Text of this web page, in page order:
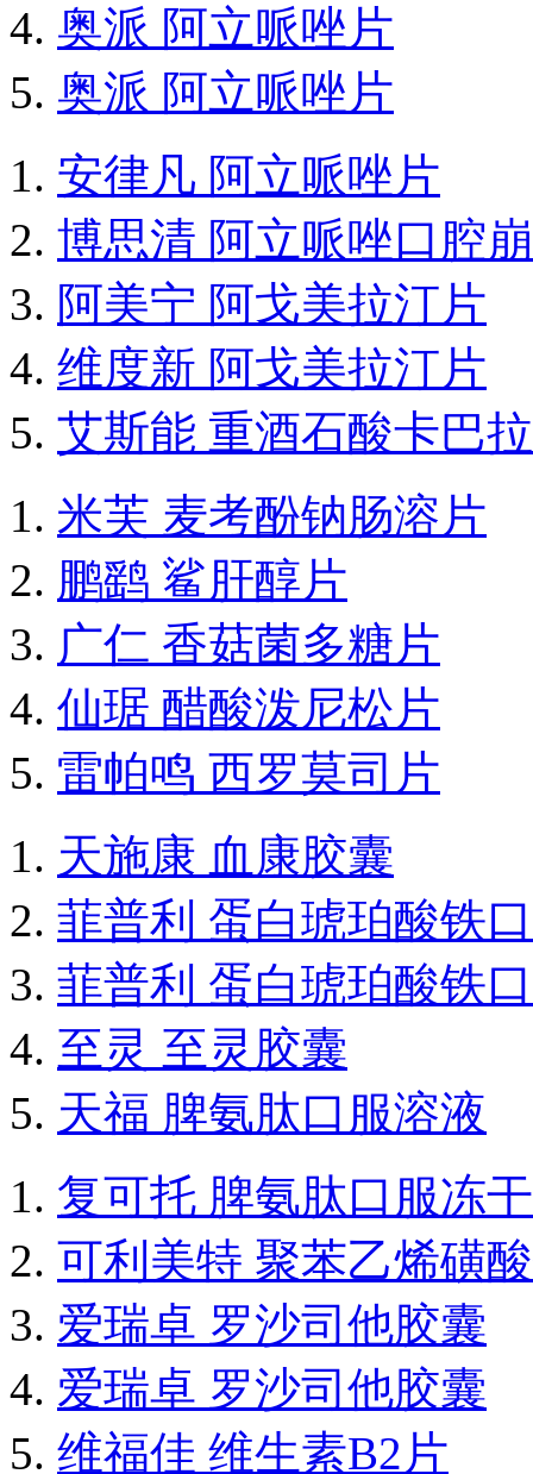
奥派 阿立哌唑片
奥派 阿立哌唑片
安律凡 阿立哌唑片
博思清 阿立哌唑口腔
阿美宁 阿戈美拉汀片
维度新 阿戈美拉汀片
艾斯能 重酒石酸卡巴
米芙 麦考酚钠肠溶片
鹏鹞 鲨肝醇片
广仁 香菇菌多糖片
仙琚 醋酸泼尼松片
雷帕鸣 西罗莫司片
天施康 血康胶囊
菲普利 蛋白琥珀酸铁
菲普利 蛋白琥珀酸铁
至灵 至灵胶囊
天福 脾氨肽口服溶液
复可托 脾氨肽口服冻
可利美特 聚苯乙烯磺
爱瑞卓 罗沙司他胶囊
爱瑞卓 罗沙司他胶囊
维福佳 维生素B2片